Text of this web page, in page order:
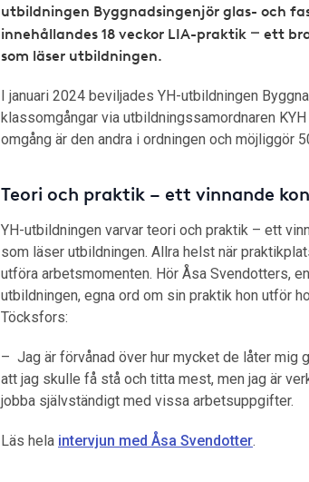
utbildningen Byggnadsingenjör glas- och
innehållandes 18 veckor LIA-praktik – ett
som läser utbildningen.
I januari 2024 beviljades YH-utbildningen
klassomgångar via utbildningssamordnaren
omgång är den andra i ordningen och möjliggör
Teori och praktik – ett vinnande
YH-utbildningen varvar teori och praktik – ett
som läser utbildningen. Allra helst när
utföra arbetsmomenten. Hör Åsa Svendotters,
utbildningen, egna ord om sin praktik hon utför
Töcksfors:
– Jag är förvånad över hur mycket de låter mig
att jag skulle få stå och titta mest, men jag är
jobba självständigt med vissa arbetsuppgifter.
Läs hela intervjun med Åsa Svendotter.